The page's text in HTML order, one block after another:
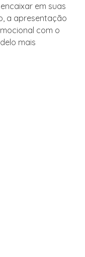
em suas
a apresentação
com o
mais